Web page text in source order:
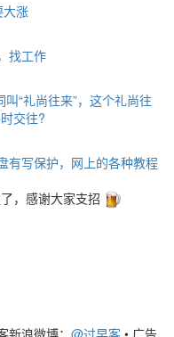
大涨
找工作
叫“礼尚往来”，这个礼尚往
交往?
有写保护，网上的各种教程
，感谢大家支招